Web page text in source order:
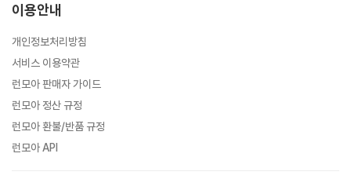
이용안내
개인정보처리방침
서비스 이용약관
런모아 판매자 가이드
런모아 정산 규정
런모아 환불/반품 규정
런모아 API